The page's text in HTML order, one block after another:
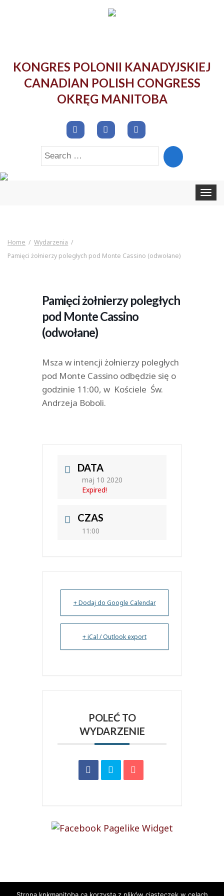
KONGRES POLONII KANADYJSKIEJ
CANADIAN POLISH CONGRESS
OKRĘG MANITOBA
Search
for:
Toggle
Home
Wydarzenia
Pamięci żołnierzy poległych pod Monte Cassino (odwołane)
Pamięci żołnierzy poległych
pod Monte Cassino
(odwołane)
Msza w intencji żołnierzy poległych
pod Monte Cassino odbędzie się o
godzinie 11:00, w Kościele Św.
Andrzeja Boboli.
DATA
maj 10 2020
Expired!
CZAS
11:00
+ Dodaj do Google Calendar
+ iCal / Outlook export
POLEĆ TO
WYDARZENIE
Tweets by KpkManitoba